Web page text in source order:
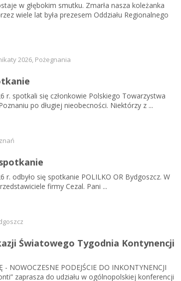
w głębokim smutku. Zmarła nasza koleżanka
wiele lat była prezesem Oddziału Regionalnego
2026, Pożegnania
r. spotkali się członkowie Polskiego Towarzystwa
po długiej nieobecności. Niektórzy z ...
r. odbyło się spotkanie POLILKO OR Bydgoszcz. W
firmy Cezal. Pani ...
Światowego Tygodnia Kontynencji
- NOWOCZESNE PODEJŚCIE DO INKONTYNENCJI
zaprasza do udziału w ogólnopolskiej konferencji